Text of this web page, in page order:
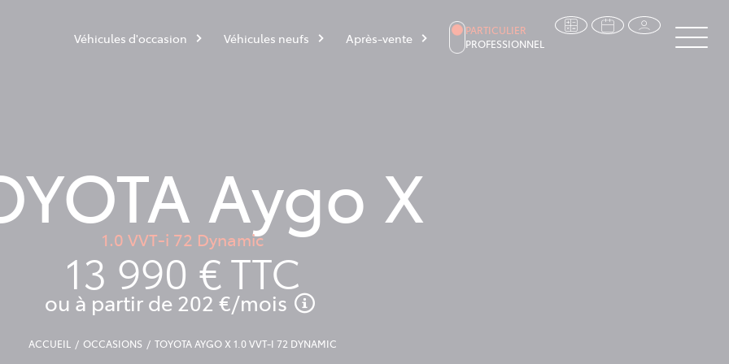
Véhicules d'occasion Véhicules neufs Après-vente
PARTICULIER
PROFESSIONNEL
Aygo X
1.0 VVT-i 72 Dynamic
13 990 €TTC
ou à partir de 202 €/mois
ACCUEIL OCCASIONS TOYOTA AYGO X 1.0 VVT-I 72 DYNAMIC